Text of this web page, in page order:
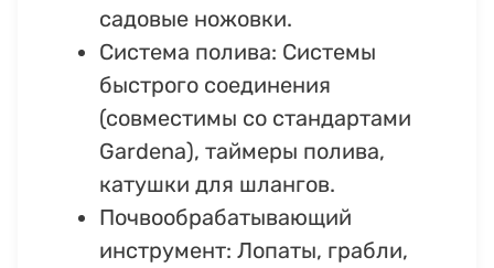
садовые ножовки.
Система полива: Системы
быстрого соединения
(совместимы со стандартами
Gardena), таймеры полива,
катушки для шлангов.
Почвообрабатывающий
инструмент: Лопаты, грабли,